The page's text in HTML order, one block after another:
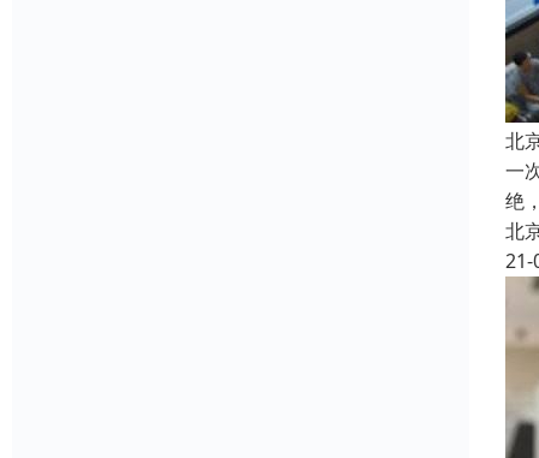
北
一
绝
北
21-